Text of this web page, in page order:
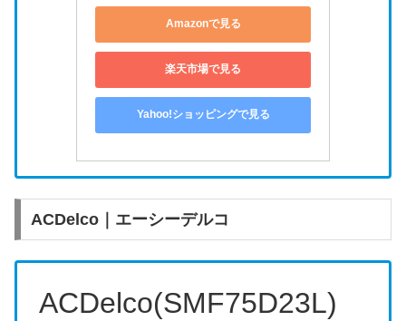
Amazonで見る
楽天市場で見る
Yahoo!ショッピングで見る
ACDelco｜エーシーデルコ
ACDelco(SMF75D23L)